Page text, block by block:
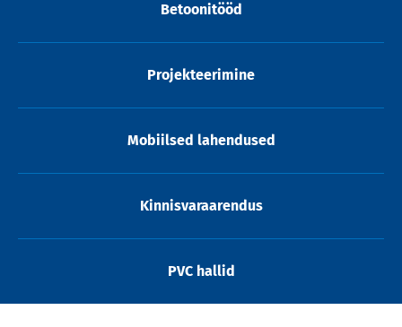
Betoonitööd
Projekteerimine
Mobiilsed lahendused
Kinnisvaraarendus
PVC hallid